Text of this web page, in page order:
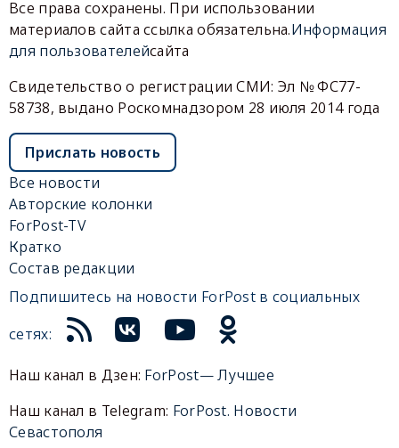
Все права сохранены. При использовании
материалов сайта ссылка обязательна.Информация
для пользователейсайта
Свидетельство о регистрации СМИ: Эл № ФС77-
58738, выдано Роскомнадзором 28 июля 2014 года
Прислать новость
Все новости
Авторские колонки
ForPost-TV
Кратко
Состав редакции
Подпишитесь на новости ForPost в социальных
сетях:
Наш канал в Дзен: ForPost— Лучшее
Наш канал в Telegram: ForPost. Новости
Севастополя